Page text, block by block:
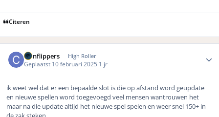
Citeren
coinflippers High Roller
Geplaatst 10 februari 2025 1 jr
ik weet wel dat er een bepaalde slot is die op afstand word geupdate
en nieuwe spellen word toegevoegd veel mensen wantrouwen het
maar na die update altijd het nieuwe spel spelen en weer snel 150+ in